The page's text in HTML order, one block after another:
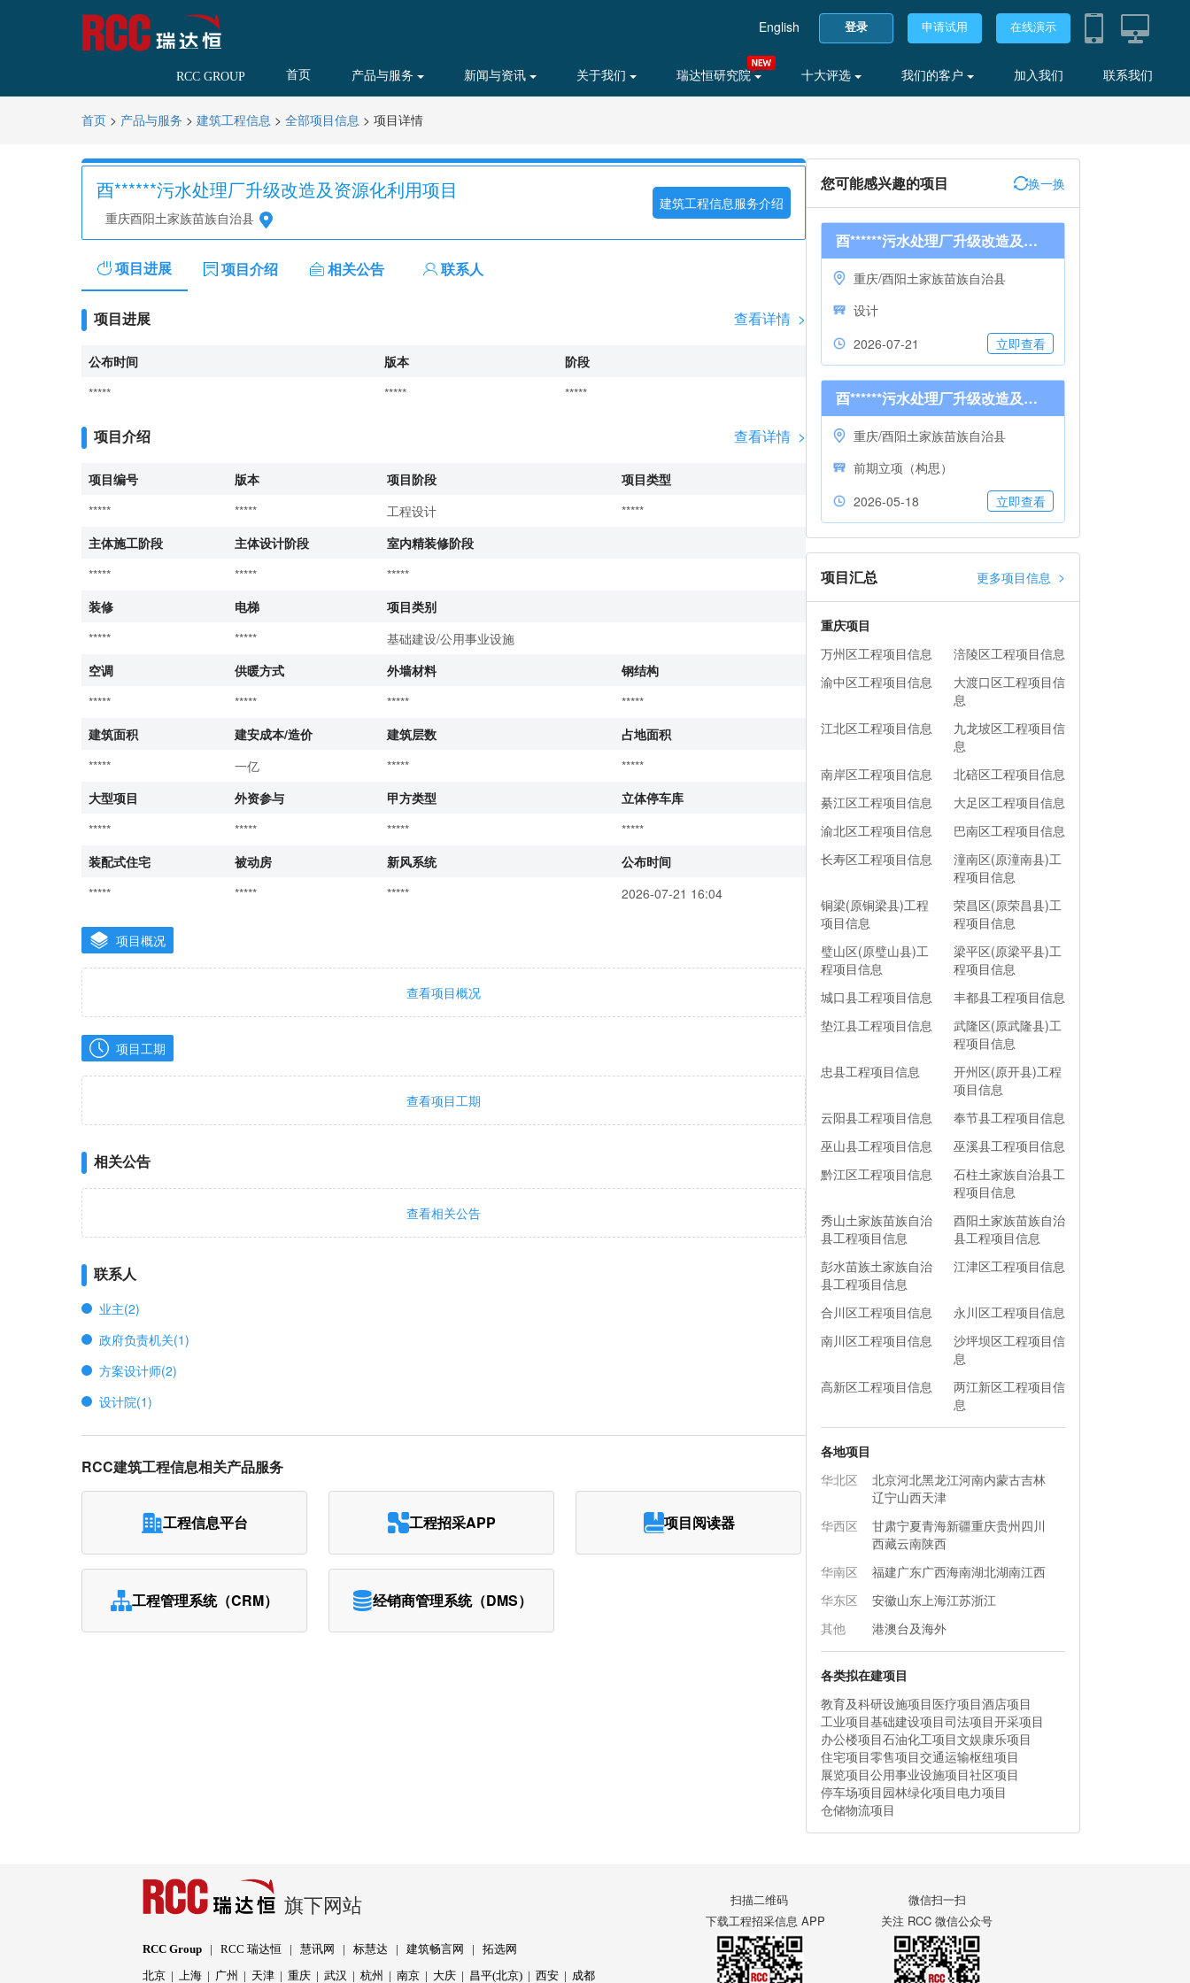
English 登录 申请试用 在线演示
RCC GROUP 首页 产品与服务 新闻与资讯 关于我们 瑞达恒研究院 十大评选 我们的客户 加入我们 联系我们
首页 > 产品与服务 > 建筑工程信息 > 全部项目信息 > 项目详情
酉******污水处理厂升级改造及资源化利用项目
重庆酉阳土家族苗族自治县
建筑工程信息服务介绍
项目进展 项目介绍 相关公告 联系人
项目进展 查看详情 >
公布时间 版本
阶段
*****
***** *****
项目介绍 查看详情 >
项目编号 版本 项目阶段
项目类型
*****
***** 工程设计
*****
主体施工阶段
主体设计阶段
室内精装修阶段
*****
*****
*****
装修
电梯
项目类别
*****
*****
基础建设/公用事业设施
空调
供暖方式 外墙材料
钢结构
*****
***** *****
*****
建筑面积
建安成本/造价 建筑层数
占地面积
*****
一亿 *****
*****
大型项目
外资参与 甲方类型
立体停车库
*****
***** *****
*****
装配式住宅
被动房 新风系统
公布时间
*****
***** ***** 2026-07-21 16:04
项目概况
查看项目概况
项目工期
查看项目工期
相关公告
查看相关公告
联系人
业主(2)
政府负责机关(1)
方案设计师(2)
设计院(1)
RCC建筑工程信息相关产品服务
工程信息平台 工程招采APP 项目阅读器
工程管理系统（CRM） 经销商管理系统（DMS）
您可能感兴趣的项目 换一换
酉******污水处理厂升级改造及资源化利用项目
重庆/酉阳土家族苗族自治县
设计
2026-07-21
立即查看
酉******污水处理厂升级改造及资源化利用项目
重庆/酉阳土家族苗族自治县
前期立项（构思）
2026-05-18
立即查看
项目汇总 更多项目信息 >
重庆项目
万州区工程项目信息
涪陵区工程项目信息
渝中区工程项目信息
大渡口区工程项目信
息
江北区工程项目信息
九龙坡区工程项目信
息
南岸区工程项目信息
北碚区工程项目信息
綦江区工程项目信息
大足区工程项目信息
渝北区工程项目信息
巴南区工程项目信息
长寿区工程项目信息
潼南区(原潼南县)工
程项目信息
铜梁(原铜梁县)工程
项目信息
荣昌区(原荣昌县)工
程项目信息
璧山区(原璧山县)工
程项目信息
梁平区(原梁平县)工
程项目信息
城口县工程项目信息
丰都县工程项目信息
垫江县工程项目信息
武隆区(原武隆县)工
程项目信息
忠县工程项目信息
开州区(原开县)工程
项目信息
云阳县工程项目信息
奉节县工程项目信息
巫山县工程项目信息
巫溪县工程项目信息
黔江区工程项目信息
石柱土家族自治县工
程项目信息
秀山土家族苗族自治
县工程项目信息
酉阳土家族苗族自治
县工程项目信息
彭水苗族土家族自治
县工程项目信息
江津区工程项目信息
合川区工程项目信息
永川区工程项目信息
南川区工程项目信息
沙坪坝区工程项目信
息
高新区工程项目信息
两江新区工程项目信
息
各地项目
华北区
北京河北黑龙江河南内蒙古吉林
辽宁山西天津
华西区
甘肃宁夏青海新疆重庆贵州四川
西藏云南陕西
华南区
福建广东广西海南湖北湖南江西
华东区
安徽山东上海江苏浙江
其他
港澳台及海外
各类拟在建项目
教育及科研设施项目医疗项目酒店项目
工业项目基础建设项目司法项目开采项目
办公楼项目石油化工项目文娱康乐项目
住宅项目零售项目交通运输枢纽项目
展览项目公用事业设施项目社区项目
停车场项目园林绿化项目电力项目
仓储物流项目
旗下网站
RCC Group |RCC 瑞达恒 |慧讯网 |标慧达 |建筑畅言网 |拓选网
北京 | 上海 | 广州 | 天津 |重庆 |武汉 |杭州 |南京 | 大庆 | 昌平(北京) |西安 | 成都
扫描二维码
下载工程招采信息 APP
微信扫一扫
关注 RCC 微信公众号